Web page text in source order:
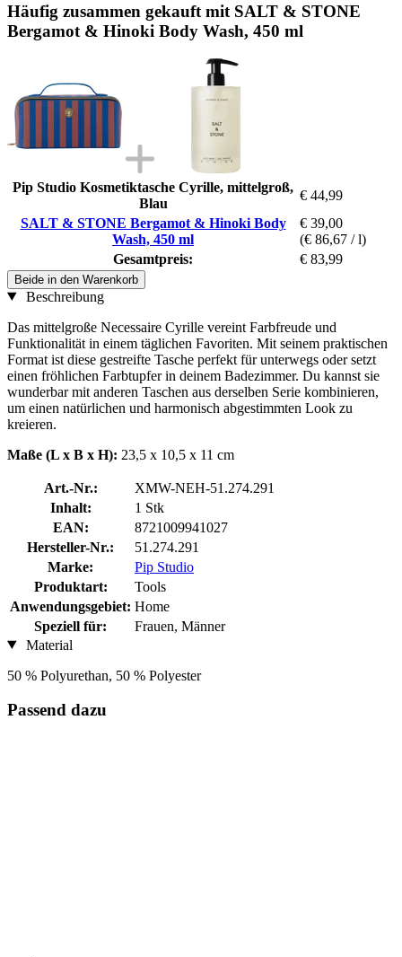
Häufig zusammen gekauft mit SALT & STONE
Bergamot & Hinoki Body Wash, 450 ml
Pip Studio Kosmetiktasche Cyrille, mittelgroß,
Blau
€ 44,99
SALT & STONE Bergamot & Hinoki Body
Wash, 450 ml
€ 39,00
(€ 86,67 / l)
Gesamtpreis:
€ 83,99
Beide in den Warenkorb
Beschreibung
Das mittelgroße Necessaire Cyrille vereint Farbfreude und
Funktionalität in einem täglichen Favoriten. Mit seinem praktischen
Format ist diese gestreifte Tasche perfekt für unterwegs oder setzt
einen fröhlichen Farbtupfer in deinem Badezimmer. Du kannst sie
wunderbar mit anderen Taschen aus derselben Serie kombinieren,
um einen natürlichen und harmonisch abgestimmten Look zu
kreieren.
Maße (L x B x H): 23,5 x 10,5 x 11 cm
Art.-Nr.:
XMW-NEH-51.274.291
Inhalt:
1 Stk
EAN:
8721009941027
Hersteller-Nr.:
51.274.291
Marke:
Pip Studio
Produktart:
Tools
Anwendungsgebiet: Home
Speziell für:
Frauen, Männer
Material
50 % Polyurethan, 50 % Polyester
Passend dazu